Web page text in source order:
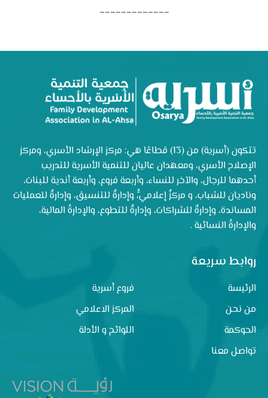
_____________
تتكون (أسرية) من (13) قطاعًا هي: مركز الإرشاد الأسري، ومركز
الإصلاح الأسري، ومعهدان عاليان للتنمية الأسرية للتدريب
أحدهما للرجال، والآخر للنساء، وأربعة فروع، وأربعة أندية للبنات،
وناديان للشباب، و مركزٌ إعلاميٌّ، وإدارةٌ للتنسيق، وإدارةٌ للعمليات
المساندة، وإدارةٌ للشراكات، وإدارةٌ للتطوع، والإدارةُ المالية،
والإدارةُ النسائية .
روابط سريعة
الرئيسة
فروع أسرية
من نحن
المركز الاعلامي
الحوكمة
اللوائح و الأدلة
تواصل معنا